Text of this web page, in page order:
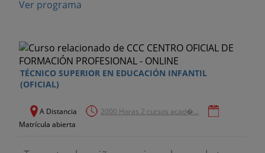
Ver programa
TÉCNICO SUPERIOR EN EDUCACIÓN INFANTIL
(OFICIAL)
A Distancia
2000 Horas 2 cursos acad�...
Matrícula abierta